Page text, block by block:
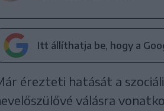
Itt állíthatja be, hogy a
érezteti hatását a
válásra